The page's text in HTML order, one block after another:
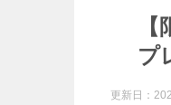
プ
更新日：